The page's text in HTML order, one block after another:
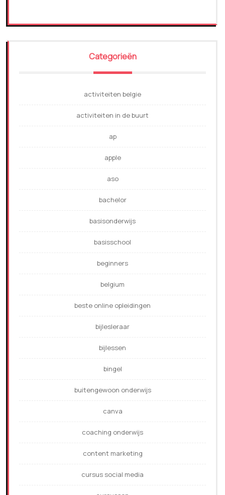
Categorieën
activiteiten belgie
activiteiten in de buurt
ap
apple
aso
bachelor
basisonderwijs
basisschool
beginners
belgium
beste online opleidingen
bijlesleraar
bijlessen
bingel
buitengewoon onderwijs
canva
coaching onderwijs
content marketing
cursus social media